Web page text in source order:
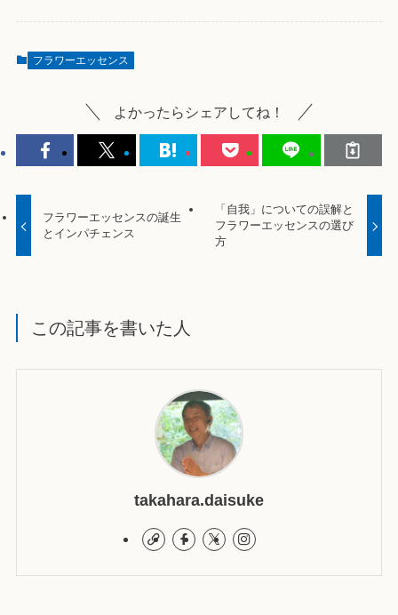
フラワーエッセンス
よかったらシェアしてね！
フラワーエッセンスの誕生
とインパチェンス
「自我」についての誤解と
フラワーエッセンスの選び
方
この記事を書いた人
takahara.daisuke